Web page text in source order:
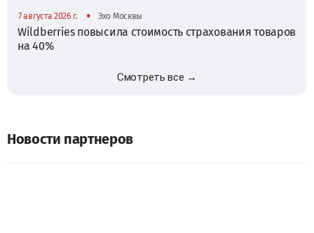
7 августа 2026 г. • Эхо Москвы
Wildberries повысила стоимость страхования товаров
на 40%
Смотреть все →
Новости партнеров